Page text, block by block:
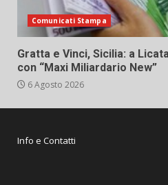
Comunicati Stampa
Gratta e Vinci, Sicilia: a
con “Maxi Miliardario New”
6 Agosto 2026
Info e Contatti